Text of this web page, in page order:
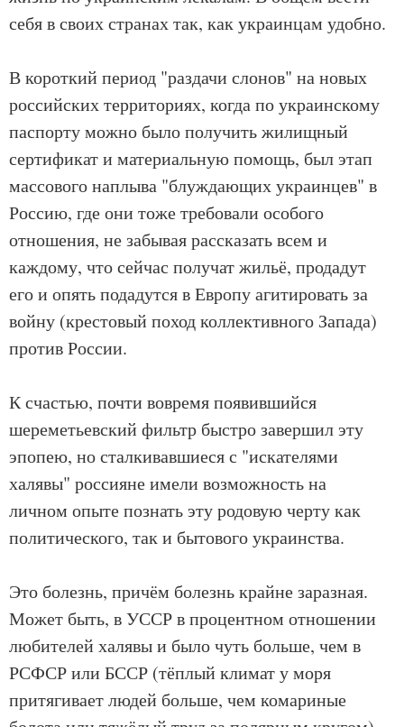
себя в своих странах так, как украинцам удобно.
В короткий период "раздачи слонов" на новых
российских территориях, когда по украинскому
паспорту можно было получить жилищный
сертификат и материальную помощь, был этап
массового наплыва "блуждающих украинцев" в
Россию, где они тоже требовали особого
отношения, не забывая рассказать всем и
каждому, что сейчас получат жильё, продадут
его и опять подадутся в Европу агитировать за
войну (крестовый поход коллективного Запада)
против России.
К счастью, почти вовремя появившийся
шереметьевский фильтр быстро завершил эту
эпопею, но сталкивавшиеся с "искателями
халявы" россияне имели возможность на
личном опыте познать эту родовую черту как
политического, так и бытового украинства.
Это болезнь, причём болезнь крайне заразная.
Может быть, в УССР в процентном отношении
любителей халявы и было чуть больше, чем в
РСФСР или БССР (тёплый климат у моря
притягивает людей больше, чем комариные